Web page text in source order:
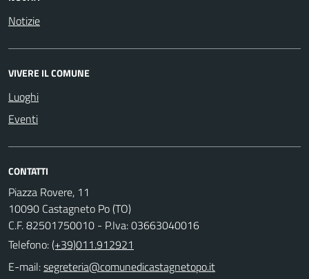
Notizie
VIVERE IL COMUNE
Luoghi
Eventi
CONTATTI
Piazza Rovere, 11
10090 Castagneto Po (TO)
C.F. 82501750010 - P.Iva: 03663040016
Telefono:(+39)011.912921
E-mail: